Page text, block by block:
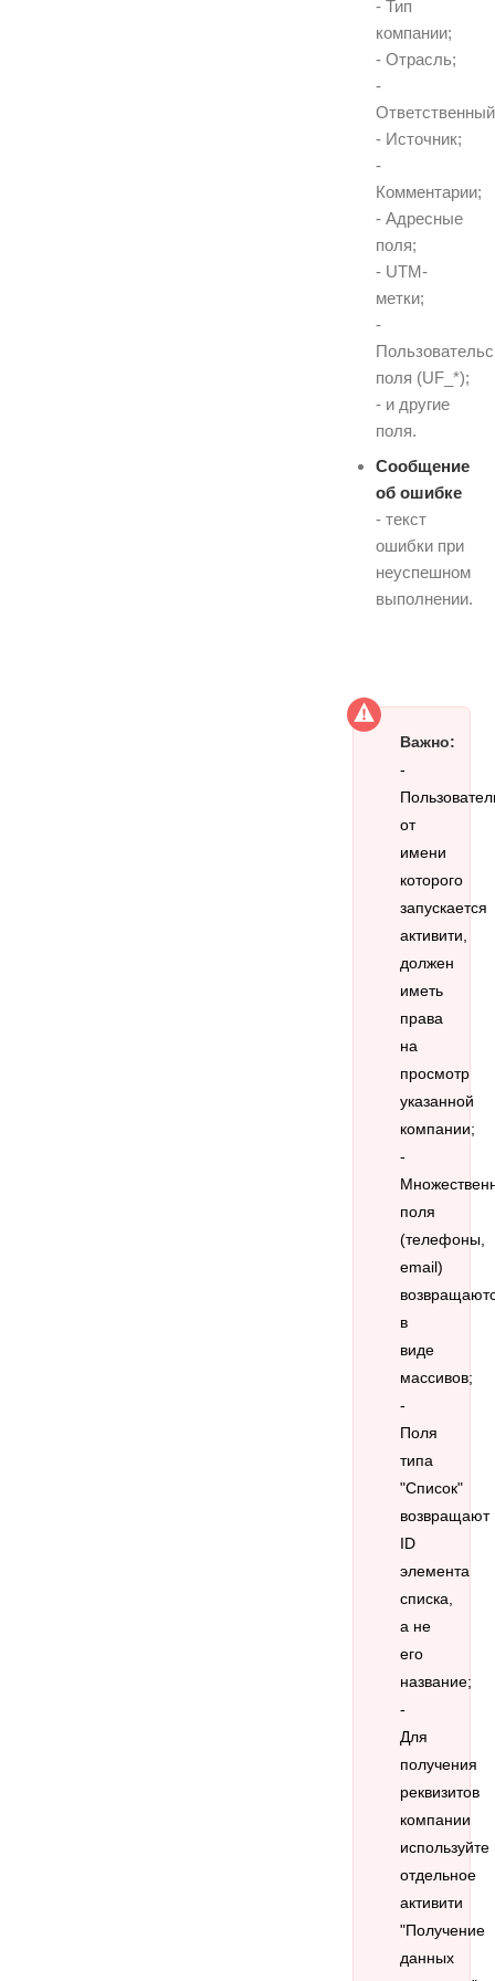
- Тип
компании;
- Отрасль;
-
- Источник;
-
Комментарии;
- Адресные
поля;
- UTM-
метки;
-
поля (UF_*);
- и другие
поля.
Сообщение
об ошибке
- текст
ошибки при
неуспешном
выполнении.
Важно:
-
от
имени
которого
запускается
активити,
должен
иметь
права
на
просмотр
указанной
компании;
-
поля
(телефоны,
email)
в
виде
массивов;
-
Поля
типа
"Список"
возвращают
ID
элемента
списка,
а не
его
название;
-
Для
получения
реквизитов
компании
используйте
отдельное
активити
"Получение
данных